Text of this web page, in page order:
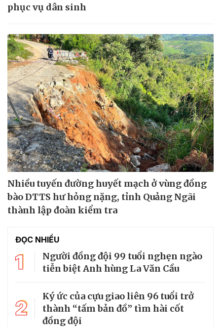
phục vụ dân sinh
Nhiều tuyến đường huyết mạch ở vùng đồng
bào DTTS hư hỏng nặng, tỉnh Quảng Ngãi
thành lập đoàn kiểm tra
ĐỌC NHIỀU
1
Người đồng đội 99 tuổi nghẹn ngào
tiễn biệt Anh hùng La Văn Cầu
2
Ký ức của cựu giao liên 96 tuổi trở
thành “tấm bản đồ” tìm hài cốt
đồng đội